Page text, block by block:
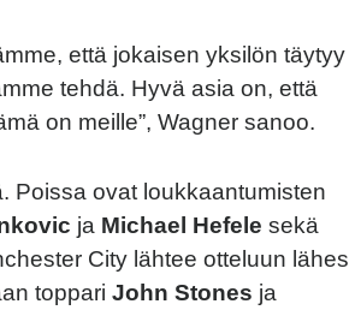
että jokaisen yksilön täytyy
tehdä. Hyvä asia on, että
on meille”, Wagner sanoo.
Poissa ovat loukkaantumisten
ja Michael Hefele sekä
City lähtee otteluun lähes
toppari John Stones ja